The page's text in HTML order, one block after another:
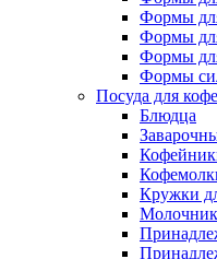
Формы
Формы
Формы
Формы
Посуда для
Блюдца
Кружки